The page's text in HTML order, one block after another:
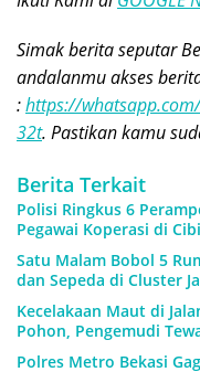
Simak berita seputar
andalanmu akses
:https://
32t. Pastikan kamu
Berita Terkait
Polisi Ringkus 6
Pegawai Koperasi di
Satu Malam Bobol 5
dan Sepeda di Cluster
Kecelakaan Maut di
Pohon, Pengemudi
Polres Metro Bekasi